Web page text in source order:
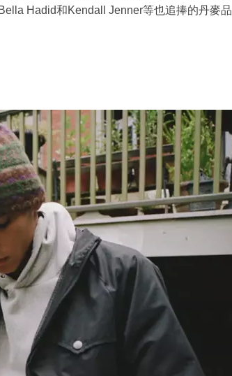
Hadid和Kendall Jenner等也追捧的丹麥品